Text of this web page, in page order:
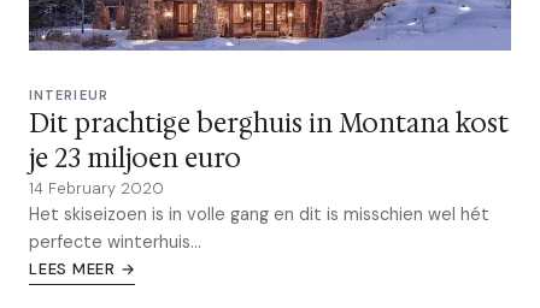
INTERIEUR
Dit prachtige berghuis in Montana kost
je 23 miljoen euro
14 February 2020
Het skiseizoen is in volle gang en dit is misschien wel hét
perfecte winterhuis...
LEES MEER →